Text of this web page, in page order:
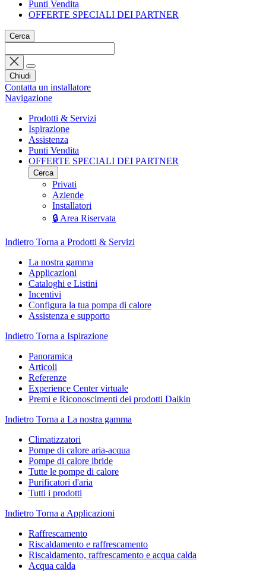
Punti Vendita
OFFERTE SPECIALI DEI PARTNER
Cerca
Chiudi
Contatta un installatore
Navigazione
Prodotti & Servizi
Ispirazione
Assistenza
Punti Vendita
OFFERTE SPECIALI DEI PARTNER
Cerca
Privati
Aziende
Installatori
🔒 Area Riservata
Indietro Torna a Prodotti & Servizi
La nostra gamma
Applicazioni
Cataloghi e Listini
Incentivi
Configura la tua pompa di calore
Assistenza e supporto
Indietro Torna a Ispirazione
Panoramica
Articoli
Referenze
Experience Center virtuale
Premi e Riconoscimenti dei prodotti Daikin
Indietro Torna a La nostra gamma
Climatizzatori
Pompe di calore aria-acqua
Pompe di calore ibride
Tutte le pompe di calore
Purificatori d'aria
Tutti i prodotti
Indietro Torna a Applicazioni
Raffrescamento
Riscaldamento e raffrescamento
Riscaldamento, raffrescamento e acqua calda
Acqua calda